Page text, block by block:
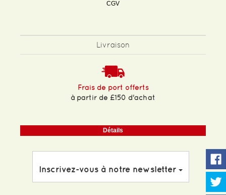
CGV
Livraison
Frais de port offerts
à partir de £150 d'achat
Détails
Inscrivez-vous à notre newsletter